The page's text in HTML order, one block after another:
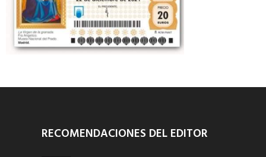
RECOMENDACIONES DEL EDITOR